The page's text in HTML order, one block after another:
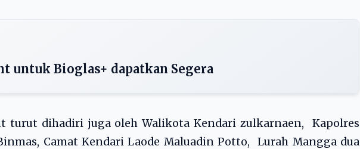
untuk Bioglas+ dapatkan Segera
turut dihadiri juga oleh Walikota Kendari zulkarnaen, Kapolres
Camat Kendari Laode Maluadin Potto, Lurah Mangga dua